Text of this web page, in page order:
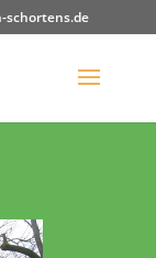
schortens.de